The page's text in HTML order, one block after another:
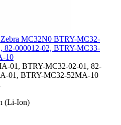
Zebra MC32N0 BTRY-MC32-
82-000012-02, BTRY-MC33-
10
01, BTRY-MC32-02-01, 82-
01, BTRY-MC32-52MA-10
(Li-Ion)